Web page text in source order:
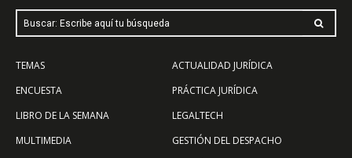
Buscar: Escribe aquí tu búsqueda
TEMAS
ENCUESTA
LIBRO DE LA SEMANA
MULTIMEDIA
ACTUALIDAD JURÍDICA
PRÁCTICA JURÍDICA
LEGALTECH
GESTIÓN DEL DESPACHO